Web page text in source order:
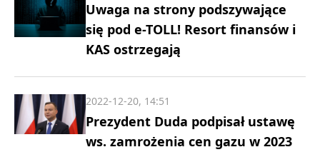
Uwaga na strony podszywające
się pod e-TOLL! Resort finansów i
KAS ostrzegają
Prezydent Duda podpisał ustawę
ws. zamrożenia cen gazu w 2023
2022-12-20, 14:51